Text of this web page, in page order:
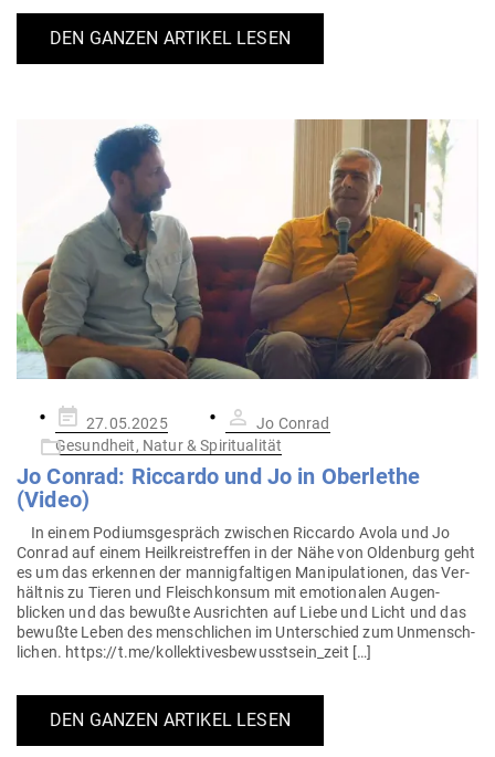
DEN GANZEN ARTIKEL LESEN
Gepostet
am
27.05.2025
Jo Conrad
Gesundheit, Natur & Spiritualität
Jo Conrad: Ric­cardo und Jo in Ober­lethe
(Video)
In einem Podi­ums­ge­spräch zwi­schen Ric­cardo Avola und Jo
Conrad auf einem Heil­kreis­treffen in der Nähe von Oldenburg geht
es um das erkennen der man­nig­fal­tigen Mani­pu­la­tionen, das Ver­
hältnis zu Tieren und Fleisch­konsum mit emo­tio­nalen Augen­
blicken und das bewußte Aus­richten auf Liebe und Licht und das
bewußte Leben des mensch­lichen im Unter­schied zum Unmensch­
lichen. https://t.me/kollektivesbewusstsein_zeit […]
DEN GANZEN ARTIKEL LESEN